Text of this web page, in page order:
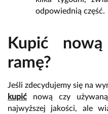
odpowiednią część.
Kupić
ramę?
Jeśli zdecydujemy się na
kupić nową czy
najwyższej jakości, ale